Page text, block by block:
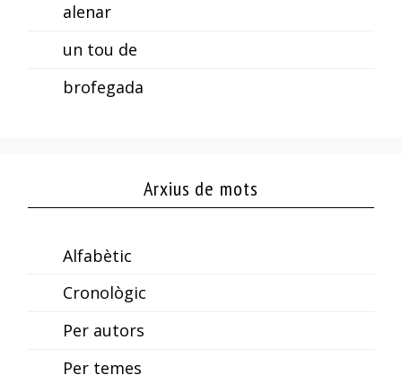
alenar
un tou de
brofegada
Arxius de mots
Alfabètic
Cronològic
Per autors
Per temes